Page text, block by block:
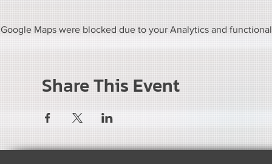
Google Maps were blocked due to your Analytics and
Share This Event